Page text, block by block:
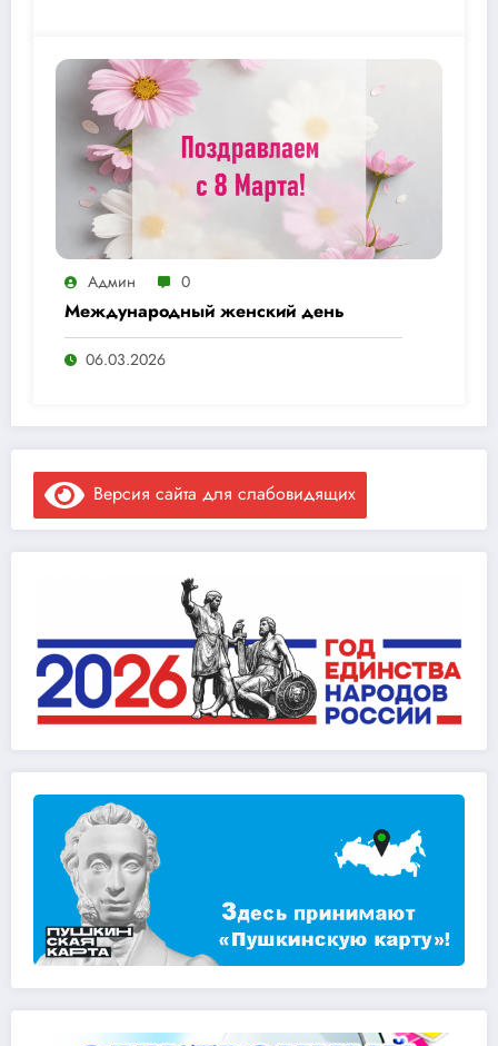
Админ 0
Международный женский день
06.03.2026
Версия сайта для слабовидящих